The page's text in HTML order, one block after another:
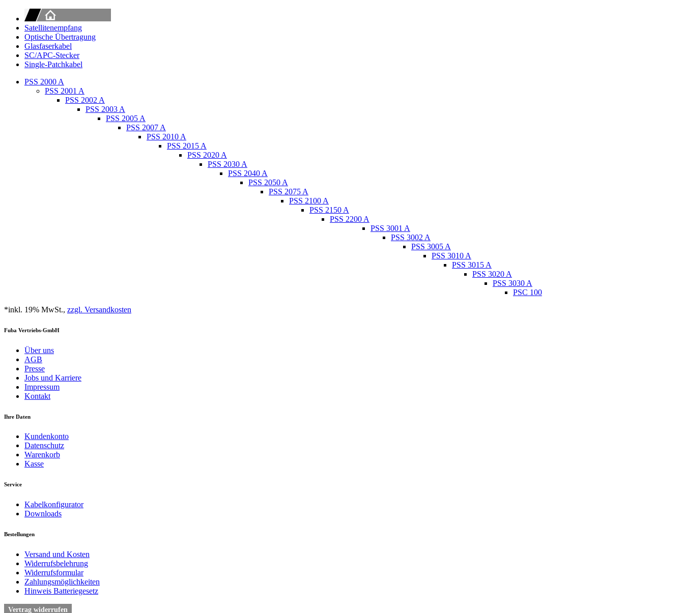
Satellitenempfang
Optische Übertragung
Glasfaserkabel
SC/APC-Stecker
Single-Patchkabel
PSS 2000 A
PSS 2001 A
PSS 2002 A
PSS 2003 A
PSS 2005 A
PSS 2007 A
PSS 2010 A
PSS 2015 A
PSS 2020 A
PSS 2030 A
PSS 2040 A
PSS 2050 A
PSS 2075 A
PSS 2100 A
PSS 2150 A
PSS 2200 A
PSS 3001 A
PSS 3002 A
PSS 3005 A
PSS 3010 A
PSS 3015 A
PSS 3020 A
PSS 3030 A
PSC 100
*inkl. 19% MwSt., zzgl. Versandkosten
Fuba Vertriebs-GmbH
Über uns
AGB
Presse
Jobs und Karriere
Impressum
Kontakt
Ihre Daten
Kundenkonto
Datenschutz
Warenkorb
Kasse
Service
Kabelkonfigurator
Downloads
Bestellungen
Versand und Kosten
Widerrufsbelehrung
Widerrufsformular
Zahlungsmöglichkeiten
Hinweis Batteriegesetz
Vertrag widerrufen